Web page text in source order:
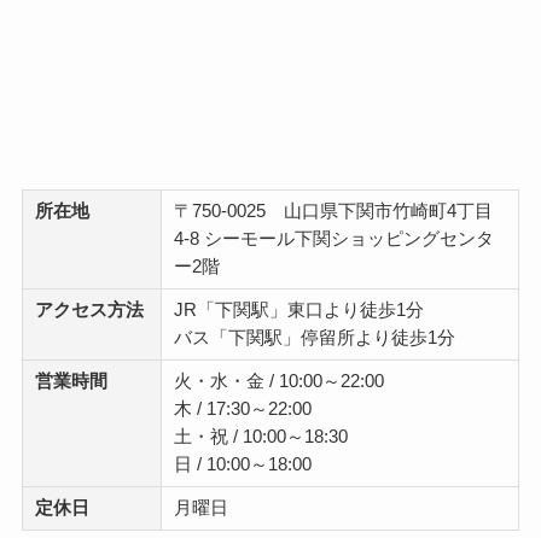
所在地
〒750-0025 山口県下関市竹崎町4丁目
4-8 シーモール下関ショッピングセンタ
ー2階
アクセス方法
JR「下関駅」東口より徒歩1分
バス「下関駅」停留所より徒歩1分
営業時間
火・水・金 / 10:00～22:00
木 / 17:30～22:00
土・祝 / 10:00～18:30
日 / 10:00～18:00
定休日 月曜日